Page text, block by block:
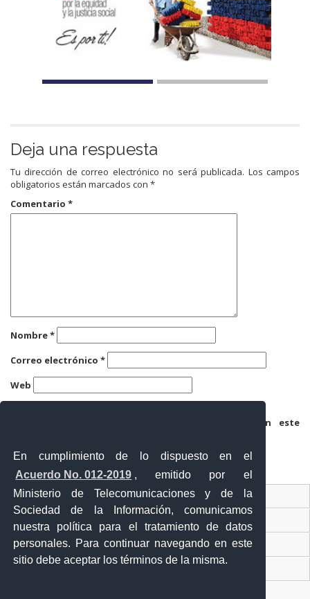
En cumplimiento de lo dispuesto en el
Acuerdo No. 012-2019 , emitido por el
Ministerio de Telecomunicaciones y de la
Sociedad de la Información, comunicamos
nuestra política para el tratamiento de datos
personales. Para continuar navegando en este
sitio debe aceptar los términos de la misma.
Deja una respuesta
Tu dirección de correo electrónico no será publicada. Los campos
obligatorios están marcados con *
Comentario *
Nombre*
Correo electrónico *
Web
Guarda mi nombre, correo electrónico y web en este
Ventanilla Única Virtual
Ventanilla Única de Comercio Exterior
Gobierno Abierto